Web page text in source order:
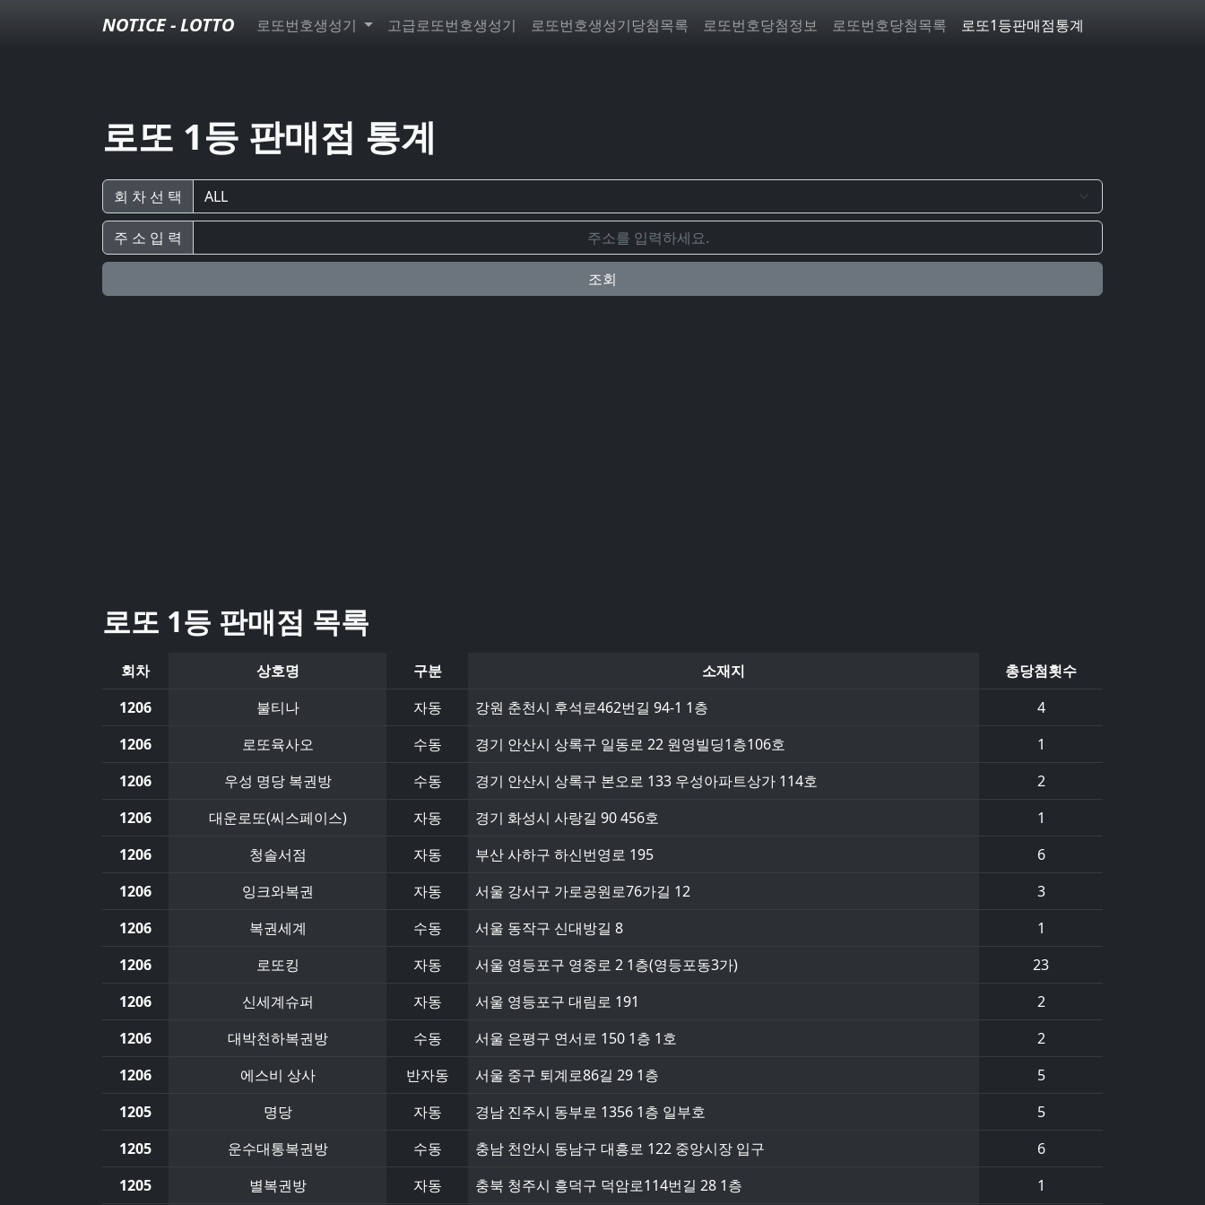
NOTICE - LOTTO 로또번호생성기 고급로또번호생성기 로또번호생성기당첨목록 로또번호당첨정보 로또번호당첨목록 로또1등판매점통계
로또 1등 판매점 통계
회 차 선 택
주 소 입 력
조회
로또 1등 판매점 목록
회차 상호명 구분 소재지
총당첨횟수
1206
불티나 자동 강원 춘천시 후석로462번길 94-1 1층
4
1206
로또육사오 수동 경기 안산시 상록구 일동로 22 원영빌딩1층106호
1
1206
우성 명당 복권방 수동 경기 안산시 상록구 본오로 133 우성아파트상가 114호
2
1206
대운로또(씨스페이스) 자동 경기 화성시 사랑길 90 456호
1
1206
청솔서점 자동 부산 사하구 하신번영로 195
6
1206
잉크와복권 자동 서울 강서구 가로공원로76가길 12
3
1206
복권세계 수동 서울 동작구 신대방길 8
1
1206
로또킹 자동 서울 영등포구 영중로 2 1층(영등포동3가)
23
1206
신세계슈퍼 자동 서울 영등포구 대림로 191
2
1206
대박천하복권방 수동 서울 은평구 연서로 150 1층 1호
2
1206
에스비 상사 반자동 서울 중구 퇴계로86길 29 1층
5
1205
명당 자동 경남 진주시 동부로 1356 1층 일부호
5
1205
운수대통복권방 수동 충남 천안시 동남구 대흥로 122 중앙시장 입구
6
1205
별복권방 자동 충북 청주시 흥덕구 덕암로114번길 28 1층
1